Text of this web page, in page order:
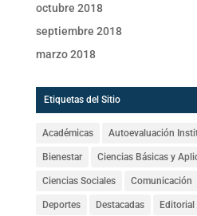
octubre 2018
septiembre 2018
marzo 2018
Etiquetas del Sitio
Académicas Autoevaluación
Bienestar Ciencias Básicas y
Ciencias Sociales Comunicación
Deportes Destacadas Editorial